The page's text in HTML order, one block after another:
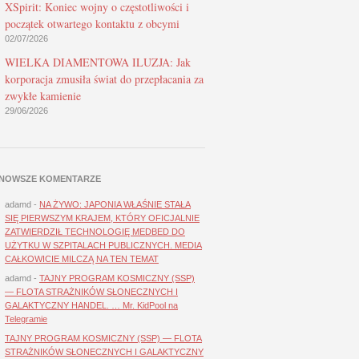
XSpirit: Koniec wojny o częstotliwości i
początek otwartego kontaktu z obcymi
02/07/2026
WIELKA DIAMENTOWA ILUZJA: Jak
korporacja zmusiła świat do przepłacania za
zwykłe kamienie
29/06/2026
KOMENTARZE
adamd - NA ŻYWO: JAPONIA WŁAŚNIE STAŁA
SIĘ PIERWSZYM KRAJEM, KTÓRY OFICJALNIE
ZATWIERDZIŁ TECHNOLOGIĘ MEDBED DO
UŻYTKU W SZPITALACH PUBLICZNYCH. MEDIA
CAŁKOWICIE MILCZĄ NA TEN TEMAT
adamd - TAJNY PROGRAM KOSMICZNY (SSP)
— FLOTA STRAŻNIKÓW SŁONECZNYCH I
GALAKTYCZNY HANDEL. … Mr. KidPool na
Telegramie
TAJNY PROGRAM KOSMICZNY (SSP) — FLOTA
STRAŻNIKÓW SŁONECZNYCH I GALAKTYCZNY